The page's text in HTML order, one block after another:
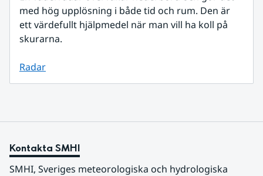
med hög upplösning i både tid och rum. Den är
ett värdefullt hjälpmedel när man vill ha koll på
skurarna.
Radar
Kontakta SMHI
SMHI, Sveriges meteorologiska och hydrologiska